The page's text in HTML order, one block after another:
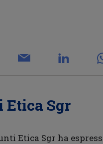
Etica Sgr
Etica Sgr ha